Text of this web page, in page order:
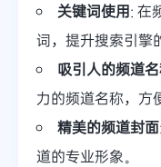
关键词使用: 在
词，提升搜索引擎
吸引人的频道
力的频道名称，方
精美的频道封面
道的专业形象。